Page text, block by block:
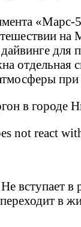
на
отдельная
в городе
not react
вступает
в